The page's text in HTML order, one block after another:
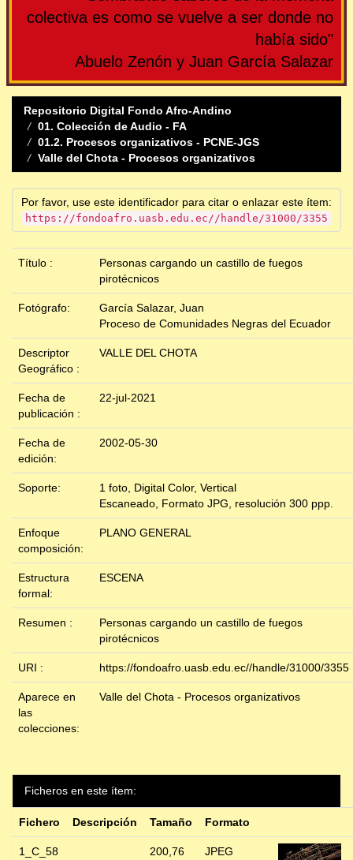
colectiva es como se vuelve a ser donde no
había sido"
Abuelo Zenón y Juan García Salazar
Repositorio Digital Fondo Afro-Andino
01. Colección de Audio - FA
01.2. Procesos organizativos - PCNE-JGS
Valle del Chota - Procesos organizativos
Por favor, use este identificador para citar o enlazar este ítem:
https://fondoafro.uasb.edu.ec//handle/31000/3355
Título :
Personas cargando un castillo de fuegos
pirotécnicos
Fotógrafo:
García Salazar, Juan
Proceso de Comunidades Negras del Ecuador
Descriptor
Geográfico :
VALLE DEL CHOTA
Fecha de
publicación :
22-jul-2021
Fecha de
edición:
2002-05-30
Soporte:
1 foto, Digital Color, Vertical
Escaneado, Formato JPG, resolución 300 ppp.
Enfoque
composición:
PLANO GENERAL
Estructura
formal:
ESCENA
Resumen :
Personas cargando un castillo de fuegos
pirotécnicos
URI : https://fondoafro.uasb.edu.ec//handle/31000/3355
Aparece en
las
colecciones:
Valle del Chota - Procesos organizativos
Ficheros en este ítem:
Fichero Descripción Tamaño Formato
1_C_58
200,76
JPEG